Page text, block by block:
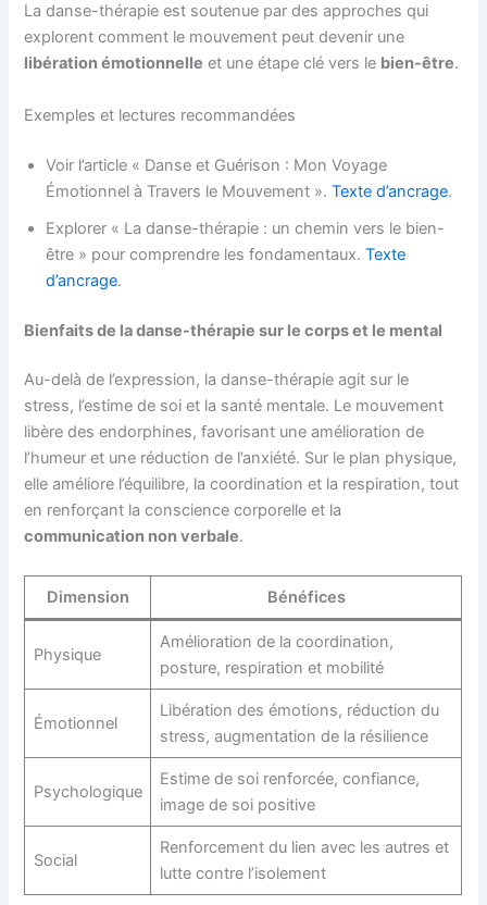
La danse-thérapie est soutenue par des approches qui
explorent comment le mouvement peut devenir une
libération émotionnelle et une étape clé vers le bien-être.
Exemples et lectures recommandées
Voir l’article « Danse et Guérison : Mon Voyage
Émotionnel à Travers le Mouvement ».Texte d’ancrage.
Explorer « La danse-thérapie : un chemin vers le bien-
être » pour comprendre les fondamentaux.Texte
d’ancrage.
Bienfaits de la danse-thérapie sur le corps et le mental
Au-delà de l’expression, la danse-thérapie agit sur le
stress, l’estime de soi et la santé mentale. Le mouvement
libère des endorphines, favorisant une amélioration de
l’humeur et une réduction de l’anxiété. Sur le plan physique,
elle améliore l’équilibre, la coordination et la respiration, tout
en renforçant la conscience corporelle et la
communication non verbale.
Dimension Bénéfices
Physique
Amélioration de la coordination,
posture, respiration et mobilité
Émotionnel
Libération des émotions, réduction du
stress, augmentation de la résilience
Psychologique
Estime de soi renforcée, confiance,
image de soi positive
Social
Renforcement du lien avec les autres et
lutte contre l’isolement